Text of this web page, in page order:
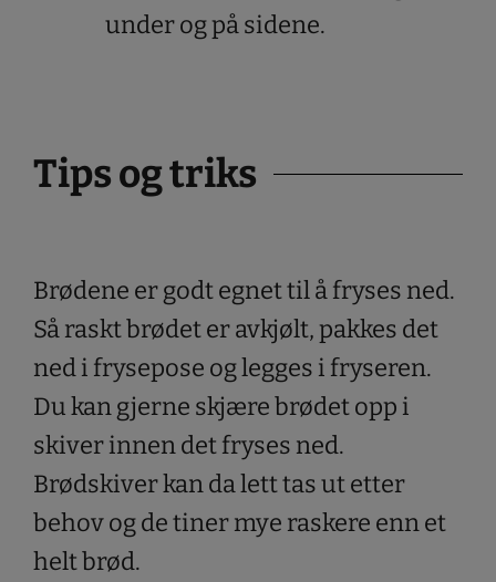
under og på sidene.
Tips og triks
Brødene er godt egnet til å fryses ned.
Så raskt brødet er avkjølt, pakkes det
ned i frysepose og legges i fryseren.
Du kan gjerne skjære brødet opp i
skiver innen det fryses ned.
Brødskiver kan da lett tas ut etter
behov og de tiner mye raskere enn et
helt brød.